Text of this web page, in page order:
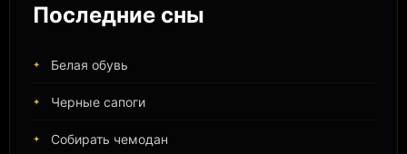
Последние сны
Белая обувь
Черные сапоги
Собирать чемодан